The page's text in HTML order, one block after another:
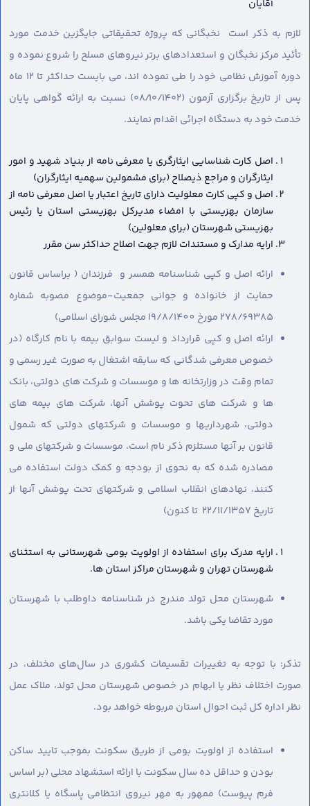
آقایان
لازم به ذکر است نخبگانی که پروژه تحقیقاتی جایگزین خدمت مورد
تأئید مرکز نخبگان و استعدادهای برتر نیروهای مسلح را شروع نموده و
دوره آموزش نظامی خود را طی نموده اند، می بایست حداکثر تا ۱۲ ماه
پس از تاریخ برگزاری آزمون (۰۸/۱۰/۱۴۰۲) نسبت به ارائه گواهی پایان
خدمت خود به دستگاه اجرائی اقدام نمایند.
اصل کارت شناسایی ایثارگری یا معرفی نامه از بنیاد شهید و امور
ایثارگران و مراجع ذیصلاح (برای مشمولین سهمیه ایثارگران)
اصل و کپی کارت معلولیت دارای تاریخ اعتبار یا اصل معرفی نامه از
سازمان بهزیستی با امضاء مدیرکل بهزیستی استان یا رئیس
بهزیستی شهرستان (برای معلولین)
ارایه مدارک و مستندات لازم جهت اصلاح حداکثر سن مقرر
ارائه اصل و کپی شناسنامه همسر و فرزندان ( براساس قانون
حمایت از خانواده و جوانی جمعیت-موضوع مصوبه شماره
278/69385 مورخ 19/8/1400 مجلس شورای اسلامی)
ارائه اصل و کپی قرارداد و لیست سوابق بیمه با نام کارگاه (در
خصوص معرفی شدگانی که سابقه اشتغال به صورت غیر رسمی و
تمام وقت در وزارتخانه ها و موسسات و شرکت های دولتی، بانک
ها و شرکت های تحوت پوشش آنها، شرکت های بیمه های
دولتی، شهرداریها و موسسات و شرکتهای دولتی که شمول
قانون بر آنها مستلزم ذکر نام است، موسسات و شرکتهای ملی و
مصادره شده که به نحوی از بودجه و کمک دولت استفاده می
کنند، نهادهای انقلاب اسلامی و شرکتهای تحت پوشش آنها از
تاریخ 22/11/1357 تا کنون)
ارایه مدرک برای استفاده از اولویت بومی شهرستانی به استثنای
شهرستان تهران و شهرستان مراکز استان ها.
شهرستان محل تولد مندرج در شناسنامه داوطلب با شهرستان
مورد تقاضا یکی باشد.
تذکر: با توجه به تغییرات تقسیمات کشوری در سال‌های مختلف، در
صورت اختلاف نظر یا ابهام در خصوص شهرستان محل تولد، ملاک عمل
نظر اداره کل ثبت احوال استان مربوطه خواهد بود.
استفاده از اولویت بومی از طریق سکونت بموجب تایید ساکن
بودن و حداقل ده سال سکونت با ارائه استشهاد محلی (بر اساس
فرم پیوست) ممهور به مهر نیروی انتظامی پاسگاه یا کلانتری